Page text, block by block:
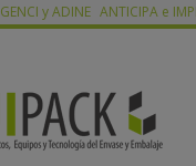
GENCI y ADINE ANTICIPA e